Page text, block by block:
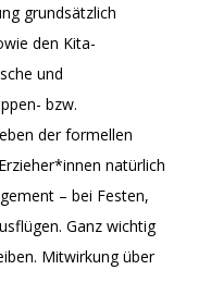
grundsätzlich
den Kita-
und
bzw.
der formellen
natürlich
– bei Festen,
Ganz wichtig
Mitwirkung über